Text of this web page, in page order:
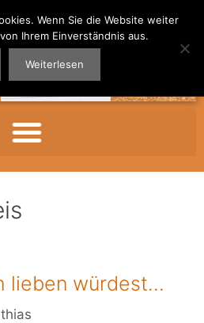
lieben würdest…
Wenn Sie die Website weiter
Ihrem Einverständnis aus.
Weiterlesen